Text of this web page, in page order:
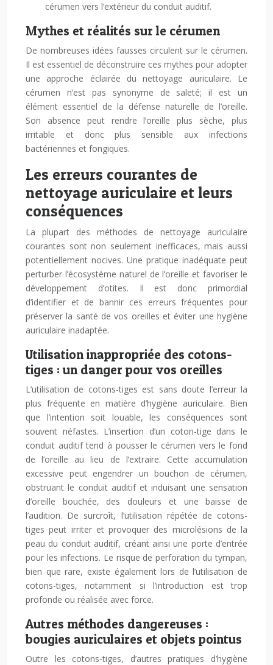
cérumen vers l’extérieur du conduit auditif.
Mythes et réalités sur le cérumen
De nombreuses idées fausses circulent sur le cérumen.
Il est essentiel de déconstruire ces mythes pour adopter
une approche éclairée du nettoyage auriculaire. Le
cérumen n’est pas synonyme de saleté; il est un
élément essentiel de la défense naturelle de l’oreille.
Son absence peut rendre l’oreille plus sèche, plus
irritable et donc plus sensible aux infections
bactériennes et fongiques.
Les erreurs courantes de
nettoyage auriculaire et leurs
conséquences
La plupart des méthodes de nettoyage auriculaire
courantes sont non seulement inefficaces, mais aussi
potentiellement nocives. Une pratique inadéquate peut
perturber l’écosystème naturel de l’oreille et favoriser le
développement d’otites. Il est donc primordial
d’identifier et de bannir ces erreurs fréquentes pour
préserver la santé de vos oreilles et éviter une hygiène
auriculaire inadaptée.
Utilisation inappropriée des cotons-
tiges : un danger pour vos oreilles
L’utilisation de cotons-tiges est sans doute l’erreur la
plus fréquente en matière d’hygiène auriculaire. Bien
que l’intention soit louable, les conséquences sont
souvent néfastes. L’insertion d’un coton-tige dans le
conduit auditif tend à pousser le cérumen vers le fond
de l’oreille au lieu de l’extraire. Cette accumulation
excessive peut engendrer un bouchon de cérumen,
obstruant le conduit auditif et induisant une sensation
d’oreille bouchée, des douleurs et une baisse de
l’audition. De surcroît, l’utilisation répétée de cotons-
tiges peut irriter et provoquer des microlésions de la
peau du conduit auditif, créant ainsi une porte d’entrée
pour les infections. Le risque de perforation du tympan,
bien que rare, existe également lors de l’utilisation de
cotons-tiges, notamment si l’introduction est trop
profonde ou réalisée avec force.
Autres méthodes dangereuses :
bougies auriculaires et objets pointus
Outre les cotons-tiges, d’autres pratiques d’hygiène